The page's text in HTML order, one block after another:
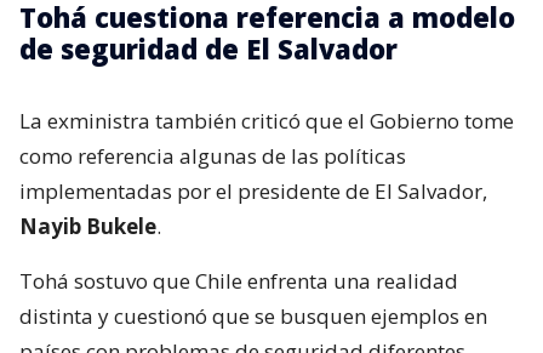
Tohá cuestiona referencia a modelo
de seguridad de El Salvador
La exministra también criticó que el Gobierno tome
como referencia algunas de las políticas
implementadas por el presidente de El Salvador,
Nayib Bukele.
Tohá sostuvo que Chile enfrenta una realidad
distinta y cuestionó que se busquen ejemplos en